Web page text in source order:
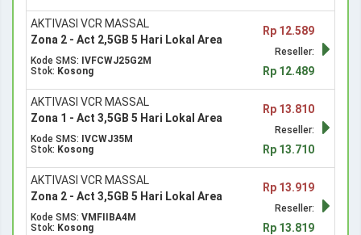
AKTIVASI VCR MASSAL
Zona 2 - Act 2,5GB 5 Hari Lokal Area
Kode SMS: IVFCWJ25G2M
Stok: Kosong
Rp 12.589
Reseller:
Rp 12.489
AKTIVASI VCR MASSAL
Zona 1 - Act 3,5GB 5 Hari Lokal Area
Kode SMS: IVCWJ35M
Stok: Kosong
Rp 13.810
Reseller:
Rp 13.710
AKTIVASI VCR MASSAL
Zona 2 - Act 3,5GB 5 Hari Lokal Area
Kode SMS: VMFIIBA4M
Stok: Kosong
Rp 13.919
Reseller:
Rp 13.819